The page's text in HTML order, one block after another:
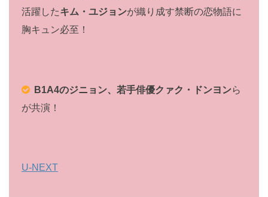
活躍したキム・ユジョンが織り成す禁断の恋物語に
胸キュン必至！
B1A4のジニョン、若手俳優クァク・ドンヨンら
が共演！
U-NEXT